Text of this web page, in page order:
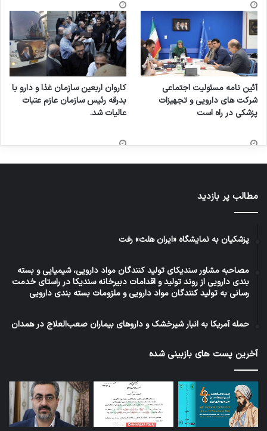
آئین نامه مسئولیت اجتماعی
شرکت های دارویی و تجهیزات
پزشکی در راه است
کاروان اربعین سازمان غذا و دارو با
بدرقه رئیس سازمان عازم عتبات
عالیات شد.
مطالب پر بازدید
پزشکیان به نمایشگاه «ایران هلث» رفت
مصاحبه مشاور سندیکای تولید کنندگان مواد دارویی، شیمیایی و بسته
بندی دارویی از روند تولید و اقدامات دبیرخانه سندیکا در راستای خدمت
رسانی به تولید کنندگان مواد دارویی و ملزومات بسته بندی دارویی
حمله آمریکا به انبار شیرخشک و داروهای بیماران صعب‌العلاج در همدان
آخرین پست های بازبینی شده